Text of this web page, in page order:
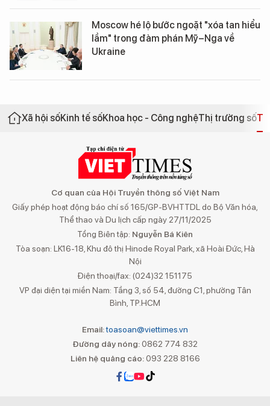
Moscow hé lộ bước ngoặt "xóa tan hiểu
lầm" trong đàm phán Mỹ–Nga về
Ukraine
Xã hội sốKinh tế sốKhoa học - Công nghệThị trường số
Cơ quan của Hội Truyền thông số Việt Nam
Giấy phép hoạt động báo chí số 165/GP-BVHTTDL do Bộ Văn hóa,
Thể thao và Du lịch cấp ngày 27/11/2025
Tổng Biên tập: Nguyễn Bá Kiên
Tòa soạn: LK16-18, Khu đô thị Hinode Royal Park, xã Hoài Đức, Hà
Nội
Điện thoại/fax: (024)32 151175
VP đại diện tại miền Nam: Tầng 3, số 54, đường C1, phường Tân
Bình, TP.HCM
Email:toasoan@viettimes.vn
Đường dây nóng: 0862 774 832
Liên hệ quảng cáo:093 228 8166